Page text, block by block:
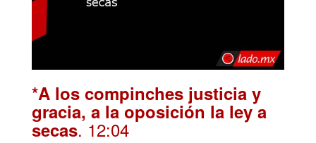
*A los compinches justicia y
gracia, a la oposición la ley a
secas. 12:04